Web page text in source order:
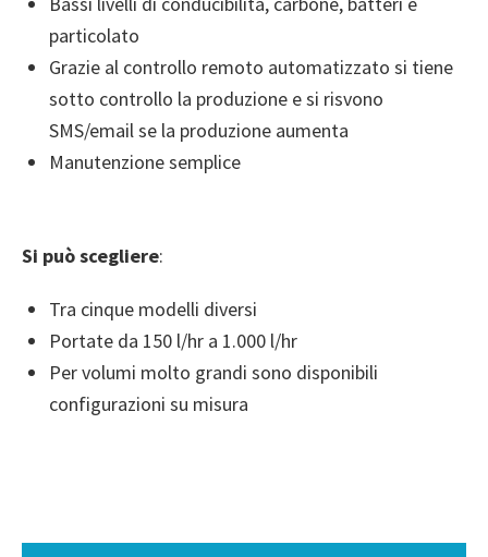
particolato
Grazie al controllo remoto automatizzato si tiene
sotto controllo la produzione e si risvono
SMS/email se la produzione aumenta
Manutenzione semplice
Si può scegliere:
Tra cinque modelli diversi
Portate da 150 l/hr a 1.000 l/hr
Per volumi molto grandi sono disponibili
configurazioni su misura